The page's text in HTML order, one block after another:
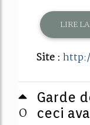
LIRE
Site :
0
Garde
ceci